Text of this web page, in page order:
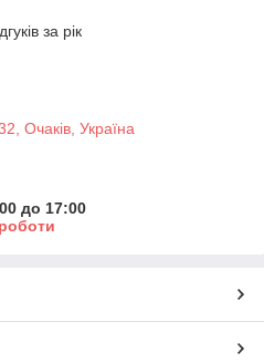
за рік
Очаків, Україна
до 17:00